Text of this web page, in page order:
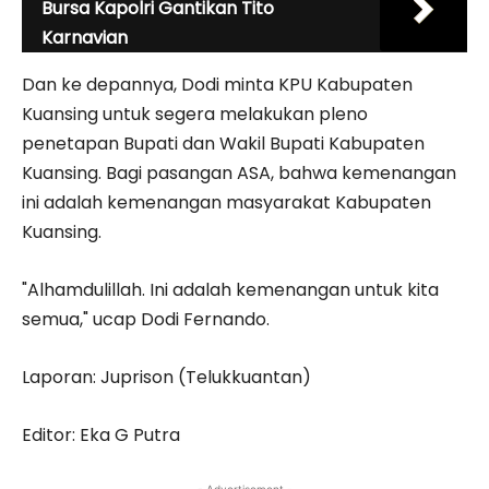
Bursa Kapolri Gantikan Tito
Karnavian
Dan ke depannya, Dodi minta KPU Kabupaten
Kuansing untuk segera melakukan pleno
penetapan Bupati dan Wakil Bupati Kabupaten
Kuansing. Bagi pasangan ASA, bahwa kemenangan
ini adalah kemenangan masyarakat Kabupaten
Kuansing.
"Alhamdulillah. Ini adalah kemenangan untuk kita
semua," ucap Dodi Fernando.
Laporan: Juprison (Telukkuantan)
Editor: Eka G Putra